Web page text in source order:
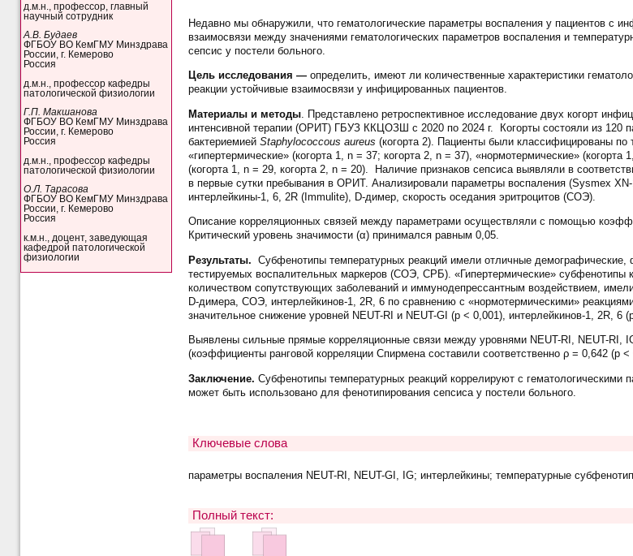
д.м.н., профессор, главный
научный сотрудник
А.В. Будаев
ФГБОУ ВО КемГМУ Минздрава
России, г. Кемерово
Россия
д.м.н., профессор кафедры
патологической физиологии
Г.П. Макшанова
ФГБОУ ВО КемГМУ Минздрава
России, г. Кемерово
Россия
д.м.н., профессор кафедры
патологической физиологии
О.Л. Тарасова
ФГБОУ ВО КемГМУ Минздрава
России, г. Кемерово
Россия
к.м.н., доцент, заведующая
кафедрой патологической
физиологии
Недавно мы обнаружили, что гематологические параметры воспаления у пациентов с
взаимосвязи между значениями гематологических параметров воспаления и
сепсис у постели больного.
Цель исследования —определить, имеют ли количественные характеристики
реакции устойчивые взаимосвязи у инфицированных пациентов.
Материалы и методы. Представлено ретроспективное исследование двух когорт
интенсивной терапии (ОРИТ) ГБУЗ ККЦОЗШ с 2020 по 2024 г. Когорты состояли из 120
бактериемией Staphylococcous aureus (когорта 2). Пациенты были классифицированы
«гипертермические» (когорта 1, n = 37; когорта 2, n = 37), «нормотермические» (когорта
(когорта 1, n = 29, когорта 2, n = 20). Наличие признаков сепсиса выявляли в
в первые сутки пребывания в ОРИТ. Анализировали параметры воспаления (Sysmex
интерлейкины-1, 6, 2R (Immulite), D-димер, скорость оседания эритроцитов (СОЭ).
Описание корреляционных связей между параметрами осуществляли с помощью
Критический уровень значимости (α) принимался равным 0,05.
Результаты. Субфенотипы температурных реакций имели отличные демографические,
тестируемых воспалительных маркеров (СОЭ, СРБ). «Гипертермические»
количеством сопутствующих заболеваний и иммунодепрессантным воздействием,
D-димера, СОЭ, интерлейкинов-1, 2R, 6 по сравнению с «нормотермическими»
значительное снижение уровней NEUT-RI и NEUT-GI (р < 0,001), интерлейкинов-1, 2R,
Выявлены сильные прямые корреляционные связи между уровнями NEUT-RI, NEUT-RI,
(коэффициенты ранговой корреляции Спирмена составили соответственно ρ = 0,642 (р
Заключение. Субфенотипы температурных реакций коррелируют с гематологическими
может быть иcпользовано для фенотипирования сепсиса у постели больного.
Ключевые слова
параметры воспаления NEUT-RI, NEUT-GI, IG; интерлейкины; температурные
Полный текст: